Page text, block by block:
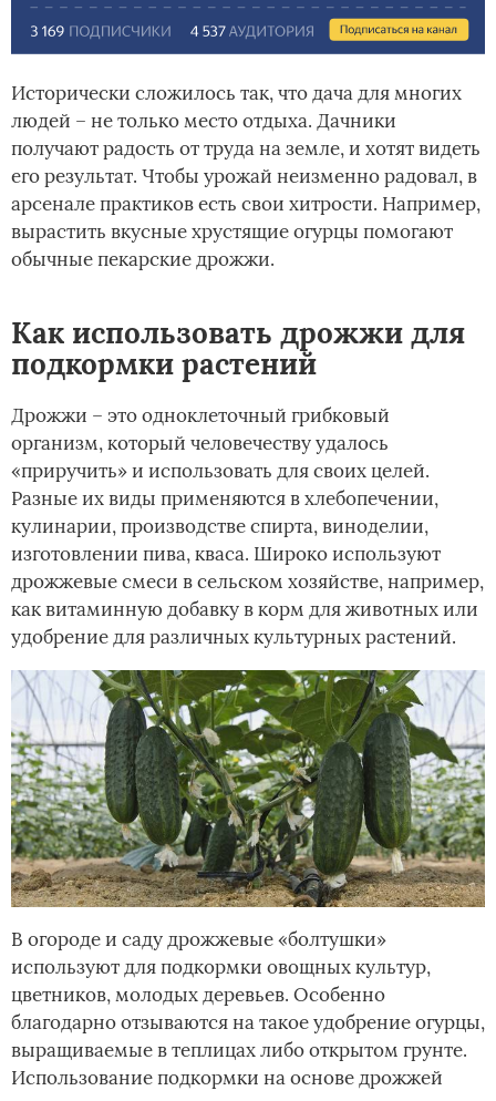
Исторически сложилось так, что дача для многих
людей – не только место отдыха. Дачники
получают радость от труда на земле, и хотят видеть
его результат. Чтобы урожай неизменно радовал, в
арсенале практиков есть свои хитрости. Например,
вырастить вкусные хрустящие огурцы помогают
обычные пекарские дрожжи.
Как использовать дрожжи для
подкормки растений
Дрожжи – это одноклеточный грибковый
организм, который человечеству удалось
«приручить» и использовать для своих целей.
Разные их виды применяются в хлебопечении,
кулинарии, производстве спирта, виноделии,
изготовлении пива, кваса. Широко используют
дрожжевые смеси в сельском хозяйстве, например,
как витаминную добавку в корм для животных или
удобрение для различных культурных растений.
В огороде и саду дрожжевые «болтушки»
используют для подкормки овощных культур,
цветников, молодых деревьев. Особенно
благодарно отзываются на такое удобрение огурцы,
выращиваемые в теплицах либо открытом грунте.
Использование подкормки на основе дрожжей